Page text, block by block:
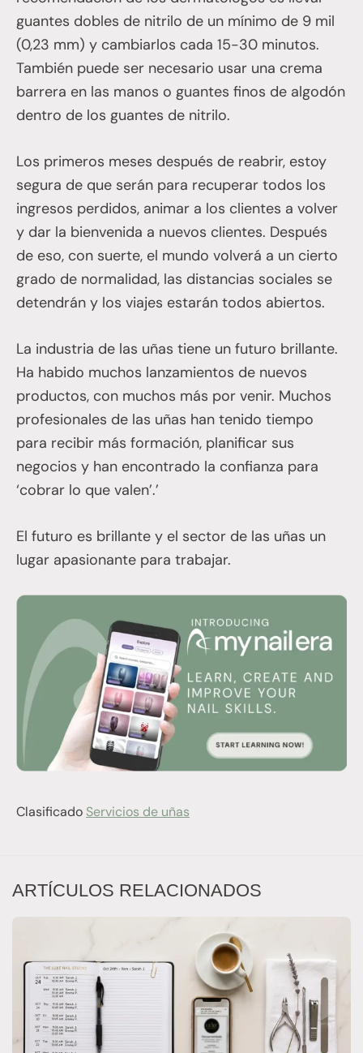
guantes dobles de nitrilo de un mínimo de 9 mil
(0,23 mm) y cambiarlos cada 15-30 minutos.
También puede ser necesario usar una crema
barrera en las manos o guantes finos de algodón
dentro de los guantes de nitrilo.
Los primeros meses después de reabrir, estoy
segura de que serán para recuperar todos los
ingresos perdidos, animar a los clientes a volver
y dar la bienvenida a nuevos clientes. Después
de eso, con suerte, el mundo volverá a un cierto
grado de normalidad, las distancias sociales se
detendrán y los viajes estarán todos abiertos.
La industria de las uñas tiene un futuro brillante.
Ha habido muchos lanzamientos de nuevos
productos, con muchos más por venir. Muchos
profesionales de las uñas han tenido tiempo
para recibir más formación, planificar sus
negocios y han encontrado la confianza para
‘cobrar lo que valen’.’
El futuro es brillante y el sector de las uñas un
lugar apasionante para trabajar.
Clasificado Servicios de uñas
ARTÍCULOS RELACIONADOS